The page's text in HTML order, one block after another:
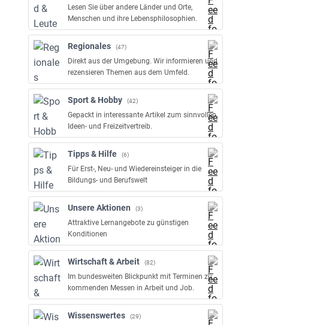
Lesen Sie über andere Länder und Orte,
Menschen und ihre Lebensphilosophien.
Regionales (47)
Direkt aus der Umgebung. Wir informieren und
rezensieren Themen aus dem Umfeld.
Sport & Hobby (42)
Gepackt in interessante Artikel zum sinnvollen
Ideen- und Freizeitvertreib.
Tipps & Hilfe (6)
Für Erst-, Neu- und Wiedereinsteiger in die
Bildungs- und Berufswelt
Unsere Aktionen (3)
Attraktive Lernangebote zu günstigen
Konditionen
Wirtschaft & Arbeit (82)
Im bundesweiten Blickpunkt mit Terminen zu
kommenden Messen in Arbeit und Job.
Wissenswertes (29)